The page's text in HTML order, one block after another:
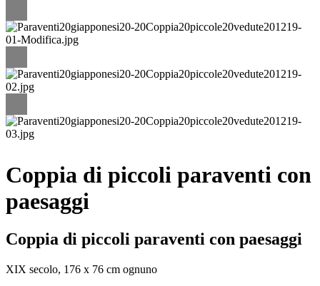
Coppia di piccoli paraventi con
paesaggi
Coppia di piccoli paraventi con paesaggi
XIX secolo, 176 x 76 cm ognuno